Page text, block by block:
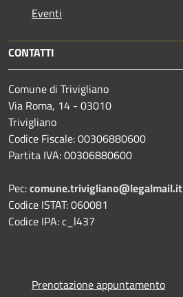
Eventi
CONTATTI
Comune di Trivigliano
Via Roma, 14 - 03010
Trivigliano
Codice Fiscale: 00306880600
Partita IVA: 00306880600
Pec:comune.trivigliano@legalmail.it
Codice ISTAT: 060081
Codice IPA: c_l437
Prenotazione appuntamento